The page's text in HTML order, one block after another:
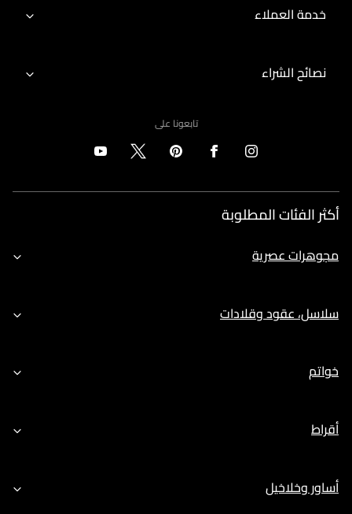
خدمة العملاء
نصائح الشراء
تابعونا على
أكثر الفئات المطلوبة
مجوهرات عصرية
سلاسل، عقود وقلادات
خواتم
أقراط
أساور وخلاخيل